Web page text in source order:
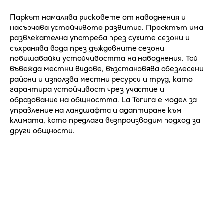
Паркът намалява рисковете от наводнения и
насърчава устойчивото развитие. Проектът има
развлекателна употреба през сухите сезони и
съхранява вода през дъждовните сезони,
повишавайки устойчивостта на наводнения. Той
въвежда местни видове, възстановява обезлесени
райони и използва местни ресурси и труд, като
гарантира устойчивост чрез участие и
образование на общността. La Torura е модел за
управление на ландшафта и адаптиране към
климата, като предлага възпроизводим подход за
други общности.